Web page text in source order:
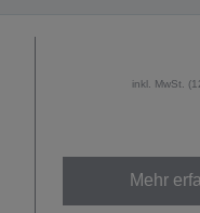
inkl. MwSt.
Mehr